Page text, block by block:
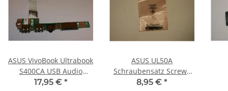
ASUS VivoBook Ultrabook
S400CA USB Audio
Board mit Kabel
17,95 € *
ASUS UL50A
Schraubensatz Screws
Set #2146
8,95 € *